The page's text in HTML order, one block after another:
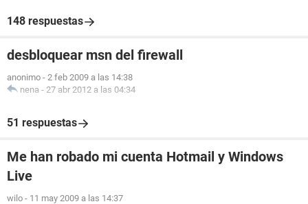
148 respuestas
desbloquear msn del firewall
anonimo - 2 feb 2009 a las 14:38
nena - 27 abr 2012 a las 04:34
51 respuestas
Me han robado mi cuenta Hotmail y Windows
Live
wilo - 11 may 2009 a las 14:37